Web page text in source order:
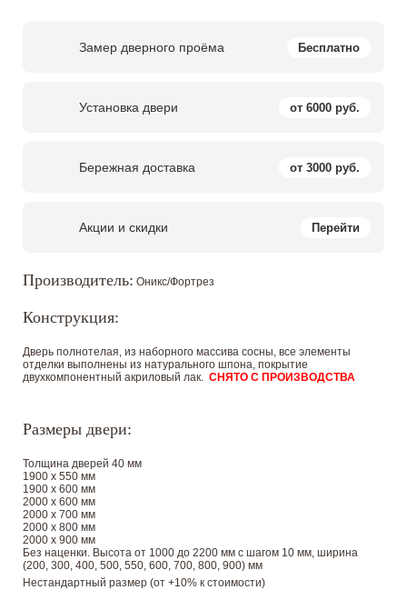
Замер дверного проёма Бесплатно
Установка двери от 6000 руб.
Бережная доставка от 3000 руб.
Акции и скидки Перейти
Производитель: Оникс/Фортрез
Конструкция:
Дверь полнотелая, из наборного массива сосны, все элементы
отделки выполнены из натурального шпона, покрытие
двухкомпонентный акриловый лак. СНЯТО С ПРОИЗВОДСТВА
Размеры двери:
Толщина дверей 40 мм
1900 х 550 мм
1900 х 600 мм
2000 х 600 мм
2000 х 700 мм
2000 х 800 мм
2000 х 900 мм
Без наценки. Высота от 1000 до 2200 мм с шагом 10 мм, ширина
(200, 300, 400, 500, 550, 600, 700, 800, 900) мм
Нестандартный размер (от +10% к стоимости)